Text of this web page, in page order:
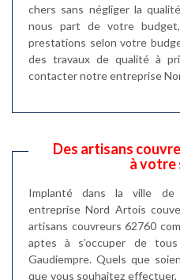
chers sans négliger la
nous part de votre
prestations selon votre
des travaux de qualité à
contacter notre entreprise
Des artisans
à votre
Implanté dans la ville de
entreprise Nord Artois
artisans couvreurs 62760
aptes à s’occuper de
Gaudiempre. Quels que
que vous souhaitez